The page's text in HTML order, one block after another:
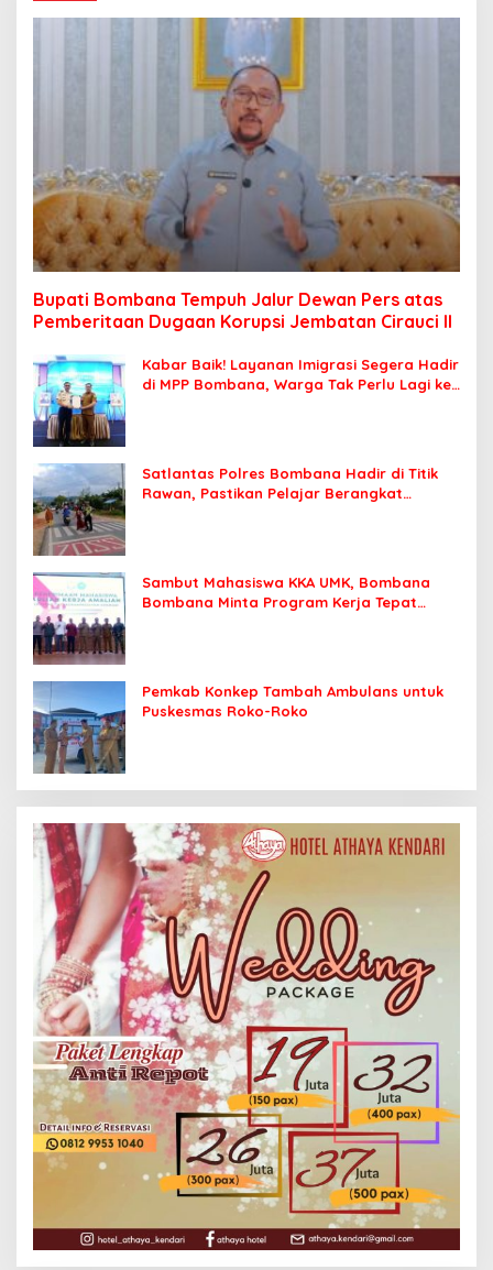
Bupati Bombana Tempuh Jalur Dewan Pers atas
Pemberitaan Dugaan Korupsi Jembatan Cirauci II
Kabar Baik! Layanan Imigrasi Segera Hadir
di MPP Bombana, Warga Tak Perlu Lagi ke
Satlantas Polres Bombana Hadir di Titik
Rawan, Pastikan Pelajar Berangkat
Sambut Mahasiswa KKA UMK, Bombana
Bombana Minta Program Kerja Tepat
Pemkab Konkep Tambah Ambulans untuk
Puskesmas Roko-Roko